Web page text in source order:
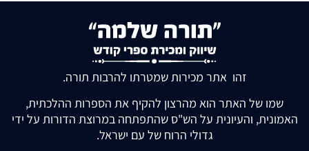
זהו אתר מכירות שמטרתו להרבות תורה.
שמו של האתר הוא מהרצון להקיף את הספרות ההלכתית,
האמונית, והעיונית על הש"ס שהתפתחה במרוצת הדורות על ידי
גדולי הרוח של עם ישראל.